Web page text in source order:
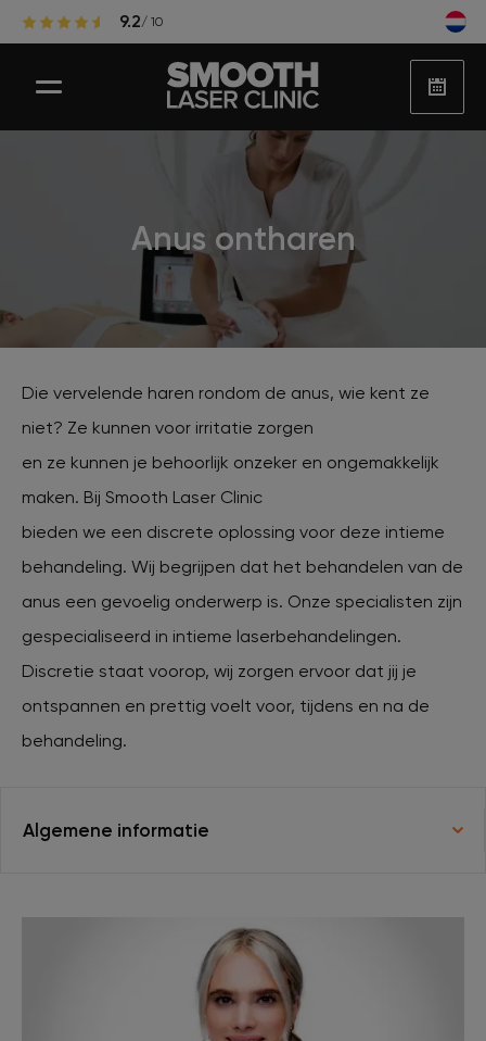
9.2/ 10
Anus ontharen
Die vervelende haren rondom de anus, wie kent ze
niet? Ze kunnen voor irritatie zorgen
en ze kunnen je behoorlijk onzeker en ongemakkelijk
maken. Bij Smooth Laser Clinic
bieden we een discrete oplossing voor deze intieme
behandeling. Wij begrijpen dat het behandelen van de
anus een gevoelig onderwerp is. Onze specialisten zijn
gespecialiseerd in intieme laserbehandelingen.
Discretie staat voorop, wij zorgen ervoor dat jij je
ontspannen en prettig voelt voor, tijdens en na de
behandeling.
Algemene informatie
Laser ontharen
Populaire zones laserontharing
Huidproblemen
XL Hair
Tattoo verwijderen
Huidverzorging
Veelgestelde vragen